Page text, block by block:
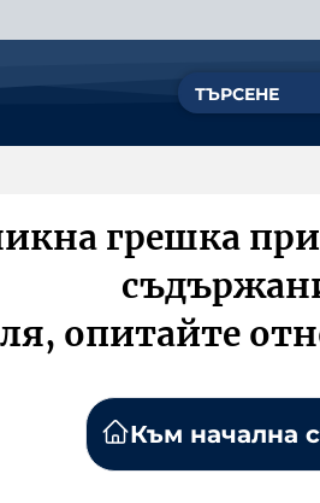
грешка
опитайте
Към начална